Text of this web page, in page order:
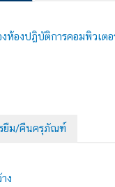
ห้องปฏิบัติการคอมพิวเตอ
ยืม/คืนครุภัณฑ์
ง